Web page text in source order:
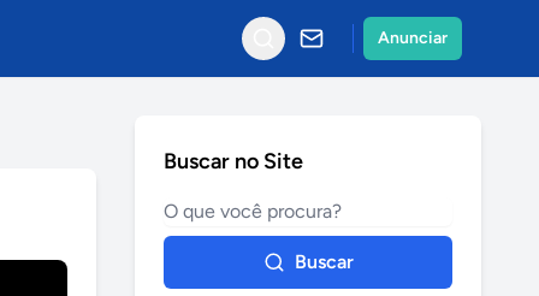
Anunciar
Buscar no Site
Buscar